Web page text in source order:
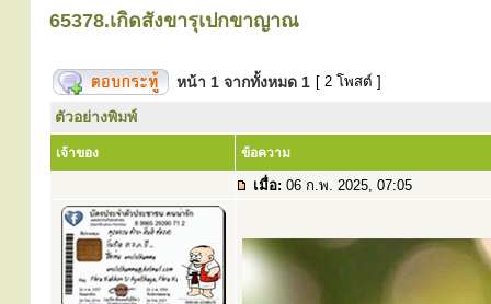
65378.เกิดสังขารุเปกขาญาณ
หน้า 1 จากทั้งหมด 1 [ 2 โพสต์ ]
ตัวอย่างพิมพ์
เจ้าของ ข้อความ
เมื่อ: 06 ก.พ. 2025, 07:05